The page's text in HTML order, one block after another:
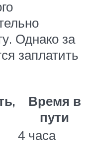
Однако за
заплатить
Время в
пути
4 часа